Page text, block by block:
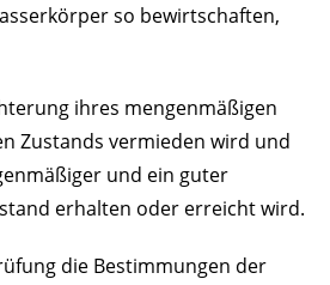
so bewirtschaften,
ihres mengenmäßigen
Zustands vermieden wird und
und ein guter
erhalten oder erreicht wird.
die Bestimmungen der